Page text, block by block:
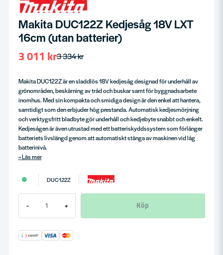
Makita DUC122Z Kedjesåg 18V LXT
16cm (utan batterier)
3 334 kr
3 011 kr
Makita DUC122Z är en sladdlös 18V kedjesåg designad för underhåll av
grönområden, beskärning av träd och buskar samt för byggnadsarbete
inomhus. Med sin kompakta och smidiga design är den enkel att hantera,
samtidigt som den erbjuder hög prestanda. Automatisk kedjesmörjning
och verktygsfritt bladbyte gör underhåll och kedjebyte snabbt och enkelt.
Kedjesågen är även utrustad med ett batteriskyddssystem som förlänger
batteriets livslängd genom att automatiskt stänga av maskinen vid låg
batterinivå.
Läs mer
DUC122Z
- + Köp